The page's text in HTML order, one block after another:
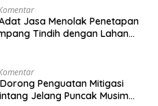
Jasa Menolak Penetapan
Tindih dengan Lahan
Penguatan Mitigasi
Jelang Puncak Musim